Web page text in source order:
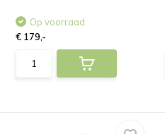
Op voorraad
€ 179,-